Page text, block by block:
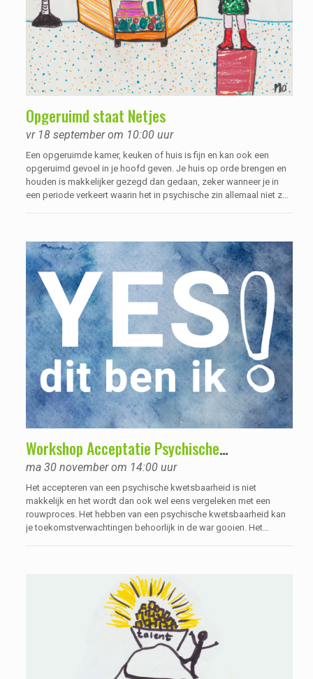
Opgeruimd staat Netjes
vr 18 september om 10:00 uur
Een opgeruimde kamer, keuken of huis is fijn en kan ook een
opgeruimd gevoel in je hoofd geven. Je huis op orde brengen en
houden is makkelijker gezegd dan gedaan, zeker wanneer je in
een periode verkeert waarin het in psychische zin allemaal niet zo
Workshop Acceptatie Psychische
kwetsbaarheid
ma 30 november om 14:00 uur
Het accepteren van een psychische kwetsbaarheid is niet
makkelijk en het wordt dan ook wel eens vergeleken met een
rouwproces. Het hebben van een psychische kwetsbaarheid kan
je toekomstverwachtingen behoorlijk in de war gooien. Het